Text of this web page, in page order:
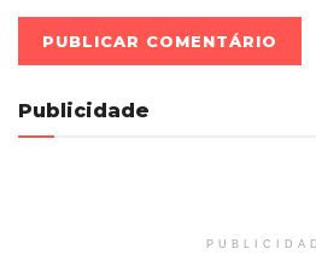
Publicidade